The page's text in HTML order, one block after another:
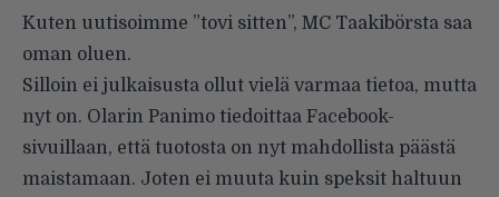
Kuten uutisoimme ”tovi sitten”, MC Taakibörsta saa
oman oluen.
Silloin ei julkaisusta ollut vielä varmaa tietoa, mutta
nyt on. Olarin Panimo tiedoittaa Facebook-
sivuillaan, että tuotosta on nyt mahdollista päästä
maistamaan. Joten ei muuta kuin speksit haltuun